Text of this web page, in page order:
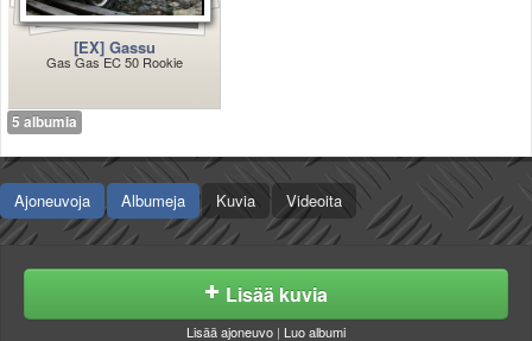
[EX] Gassu
Gas Gas EC 50 Rookie
5 albumia
Ajoneuvoja Albumeja Kuvia Videoita
Lisää kuvia
Lisää ajoneuvo | Luo albumi